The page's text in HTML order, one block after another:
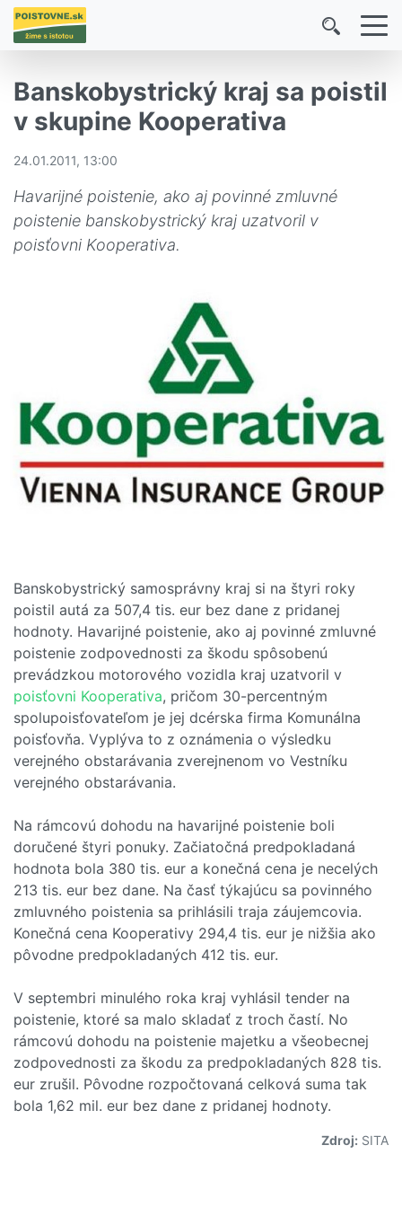
Banskobystrický kraj sa poistil
v skupine Kooperativa
24.01.2011, 13:00
Havarijné poistenie, ako aj povinné zmluvné
poistenie banskobystrický kraj uzatvoril v
poisťovni Kooperativa.
Banskobystrický samosprávny kraj si na štyri roky
poistil autá za 507,4 tis. eur bez dane z pridanej
hodnoty. Havarijné poistenie, ako aj povinné zmluvné
poistenie zodpovednosti za škodu spôsobenú
prevádzkou motorového vozidla kraj uzatvoril v
poisťovni Kooperativa, pričom 30-percentným
spolupoisťovateľom je jej dcérska firma Komunálna
poisťovňa. Vyplýva to z oznámenia o výsledku
verejného obstarávania zverejnenom vo Vestníku
verejného obstarávania.
Na rámcovú dohodu na havarijné poistenie boli
doručené štyri ponuky. Začiatočná predpokladaná
hodnota bola 380 tis. eur a konečná cena je necelých
213 tis. eur bez dane. Na časť týkajúcu sa povinného
zmluvného poistenia sa prihlásili traja záujemcovia.
Konečná cena Kooperativy 294,4 tis. eur je nižšia ako
pôvodne predpokladaných 412 tis. eur.
V septembri minulého roka kraj vyhlásil tender na
poistenie, ktoré sa malo skladať z troch častí. No
rámcovú dohodu na poistenie majetku a všeobecnej
zodpovednosti za škodu za predpokladaných 828 tis.
eur zrušil. Pôvodne rozpočtovaná celková suma tak
bola 1,62 mil. eur bez dane z pridanej hodnoty.
Zdroj: SITA